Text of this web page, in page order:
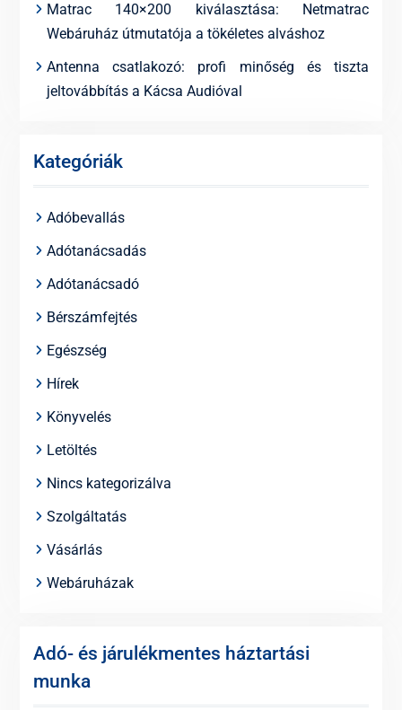
Matrac 140×200 kiválasztása: Netmatrac
Webáruház útmutatója a tökéletes alváshoz
Antenna csatlakozó: profi minőség és tiszta
jeltovábbítás a Kácsa Audióval
Kategóriák
Adóbevallás
Adótanácsadás
Adótanácsadó
Bérszámfejtés
Egészség
Hírek
Könyvelés
Letöltés
Nincs kategorizálva
Szolgáltatás
Vásárlás
Webáruházak
Adó- és járulékmentes háztartási
munka